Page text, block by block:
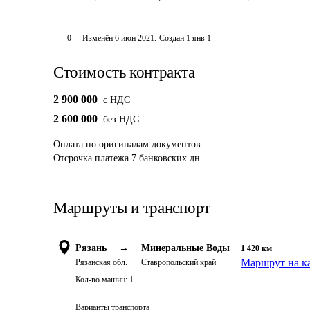
0 Изменён 6 июн 2021. Создан 1 янв 1
Стоимость контракта
2 900 000 c НДС
2 600 000 без НДС
Оплата по оригиналам документов
Отсрочка платежа 7 банковских дн.
Маршруты и транспорт
Рязань →
Рязанская обл.
Минеральные Воды
Ставропольский край
1 420 км
Маршрут на
Кол-во машин: 1
Варианты транспорта